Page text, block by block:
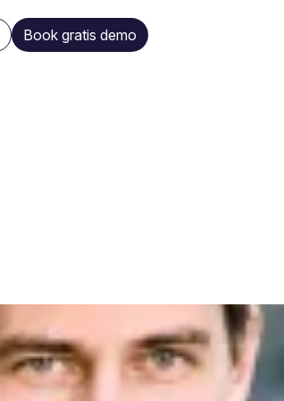
Book gratis demo